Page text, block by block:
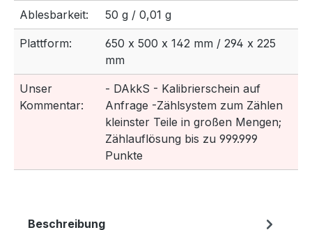
Ablesbarkeit: 50 g / 0,01 g
Plattform:
650 x 500 x 142 mm / 294 x 225
mm
Unser
Kommentar:
- DAkkS - Kalibrierschein auf
Anfrage -Zählsystem zum Zählen
kleinster Teile in großen Mengen;
Zählauflösung bis zu 999.999
Punkte
Beschreibung